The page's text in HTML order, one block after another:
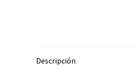
Descripción